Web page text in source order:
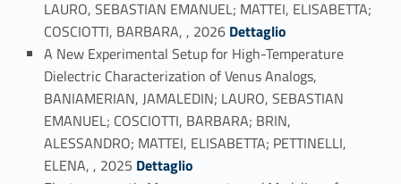
LAURO, SEBASTIAN EMANUEL; MATTEI, ELISABETTA;
COSCIOTTI, BARBARA, , 2026 Link identifier #identifier_person_31946-3Dettaglio
A New Experimental Setup for High-Temperature
Dielectric Characterization of Venus Analogs,
BANIAMERIAN, JAMALEDIN; LAURO, SEBASTIAN
EMANUEL; COSCIOTTI, BARBARA; BRIN,
ALESSANDRO; MATTEI, ELISABETTA; PETTINELLI,
ELENA, , 2025Link identifier #identifier_person_192630-4Dettaglio